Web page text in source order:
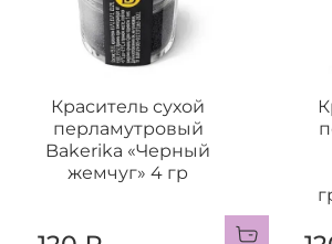
Краситель сухой
перламутровый
Bakerika «Черный
жемчуг» 4 гр